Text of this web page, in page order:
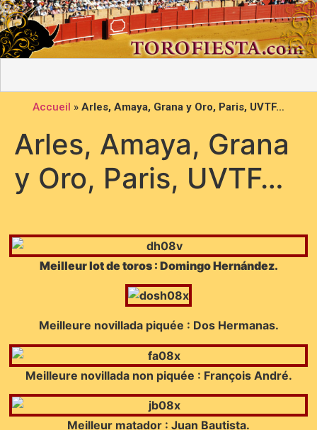
Accueil » Arles, Amaya, Grana y Oro, Paris, UVTF…
Arles, Amaya, Grana
y Oro, Paris, UVTF…
Meilleur lot de toros : Domingo Hernández.
Meilleure novillada piquée : Dos Hermanas.
Meilleure novillada non piquée : François André.
Meilleur matador : Juan Bautista.